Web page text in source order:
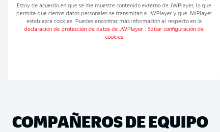
Estoy de acuerdo en que se me muestre contenido externo de JWPlayer, lo que
permite que ciertos datos personales se transmitan a JWPlayery que JWPlayer
establezca cookies. Puedes encontrar más información al respecto en la
declaración de protección de datos de JWPlayer
Editar configuración de
cookies
COMPAÑEROS DE EQUIPO